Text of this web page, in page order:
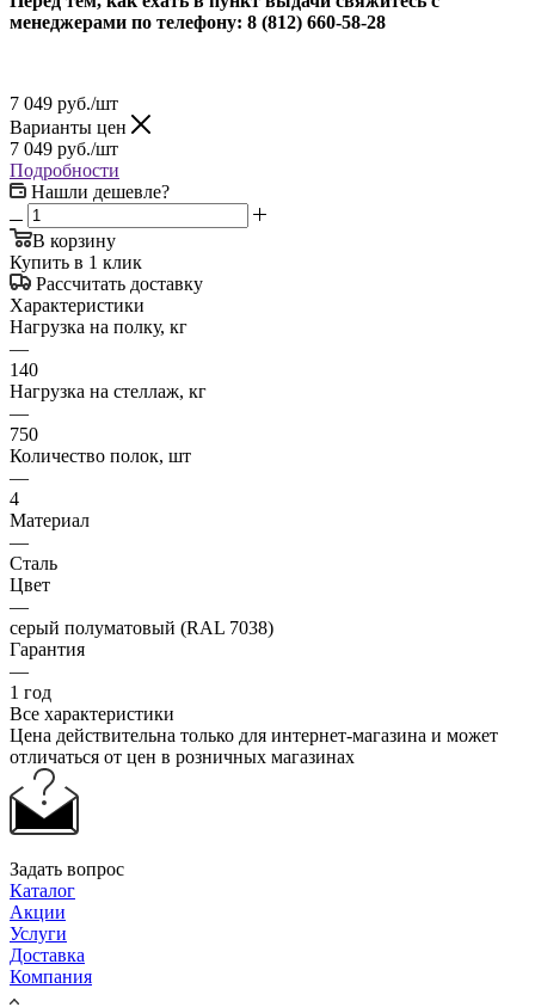
менеджерами по телефону: 8 (812) 660-58-28
7 049 руб./шт
Варианты цен
7 049 руб./шт
Подробности
Нашли дешевле?
В корзину
Купить в 1 клик
Рассчитать доставку
Характеристики
Нагрузка на полку, кг
—
140
Нагрузка на стеллаж, кг
—
750
Количество полок, шт
—
4
Материал
—
Сталь
Цвет
—
серый полуматовый (RAL 7038)
Гарантия
—
1 год
Все характеристики
Цена действительна только для интернет-магазина и может
отличаться от цен в розничных магазинах
Задать вопрос
Каталог
Акции
Услуги
Доставка
Компания